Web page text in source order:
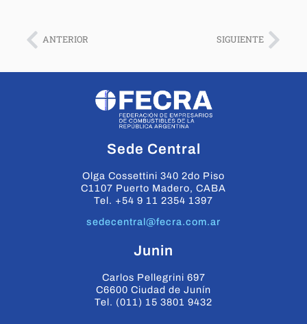
ANTERIOR SIGUIENTE
Sede Central
Olga Cossettini 340 2do Piso
C1107 Puerto Madero, CABA
Tel. +54 9 11 2354 1397
sedecentral@fecra.com.ar
Junin
Carlos Pellegrini 697
C6600 Ciudad de Junín
Tel. (011) 15 3801 9432